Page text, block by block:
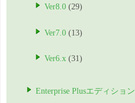
Ver8.0 (29)
Ver7.0 (13)
Ver6.x (31)
Enterprise Plusエディション